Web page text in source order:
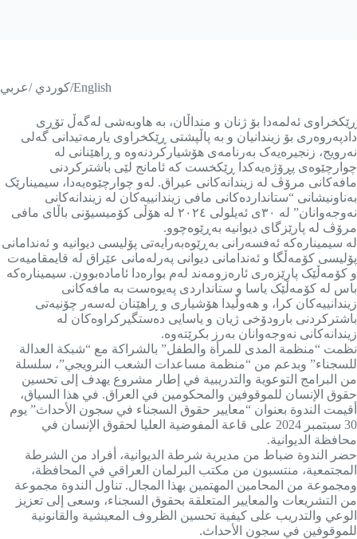
كوردي /عربي/English
ڕێکخراوی ئەلمەدا بۆ ژنان و منداڵان، بە هاوبەشی لەگەڵ تۆڕی
دادپەروەری بۆ زیندانیان و بە پاڵپشتی ڕێکخراوی یارمەتیدانی گەلی
نەرویج، زنجیرەیەک بەرنامەی هۆشیارکردنەوە و ڕاهێنانی لە
چوارچێوەی پڕۆژەیەکدا ڕێکخست کە ئامانج لێی باشترکردنی
مافەکانی مرۆڤ لە زیندانەکانی عیراق. لەو چوارچێوەیەدا، سیمینارێک
بەناونیشانی “ستانداردەکانی مافی زیندانییەکان لە زیندانەکانی
نەوجەوانان” لە ٣٠ی ئەیلولی ٢٠٢٤ لە هۆڵی کۆمیسیۆنی باڵای مافی
مرۆڤ لە پارێزگای دیوانیە بەڕێوەچوو.
لە سیمینارەکە ئەفسەرانی بەڕێوەبەرایەتی پۆلیسی دیوانیە و ئەندامانی
پۆلیسی کۆمەڵگا و ئەندامانی دیوانی پەرلەمانی عێراق لە قایمقامیەت
و کۆمەڵێک پارێزەری ئارەزومەند لەم بوارەدا ئامادەبوون. سیمینارەکە
باس لە کۆمەڵێک یاسا و ستانداردی پەیوەست بە مافەکانی
زیندانییەکان کرا، و هەوڵیدا هۆشیاری و ڕاهێنان لەسەر چۆنیەتی
باشترکردنی بارودۆخی ژیان و یاسایی دەستگیرکراوەکان لە
زیندانەکانی نەوجەوانان بەرز بکرێتەوە.
نظمت “منظمة المدى للمرأة والطفل” بالشراكة مع “شبكة العدالة
للسجناء” وبدعم من “منظمة مساعدات الشعب النرويجي”، سلسلة
من البرامج التوعوية والتدريبية في إطار مشروع يهدف إلى تحسين
حقوق الإنسان للموقوفين والمحكومين في العراق. في هذا السياق،
أقيمت الندوة بعنوان “معايير حقوق السجناء في سجون الأحداث” يوم
30 سبتمبر 2024 على قاعة المفوضية العليا لحقوق الإنسان في
محافظة الديوانية.
حضر الندوة ضباط من مديرية شرطة الديوانية، أفراد من الشرطة
المجتمعية، منتسبون من مكتب البرلمان العراقي في المحافظة،
ومجموعة من المحامين المهتمين بهذا المجال. تناول الندوة مجموعة
من التشريعات والمعايير المتعلقة بحقوق السجناء، وسعى إلى تعزيز
الوعي والتدريب على كيفية تحسين الظروف المعيشية والقانونية
للموقوفين في سجون الأحداث.